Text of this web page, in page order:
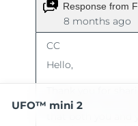
UFO™ mini 2